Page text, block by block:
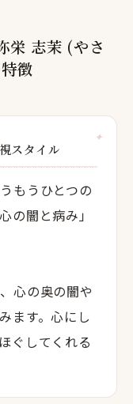
栄 志茉 (やさ
徴
スタイル
もうひとつの
の闇と病み」
心の奥の闇や
ます。心にし
ぐしてくれる